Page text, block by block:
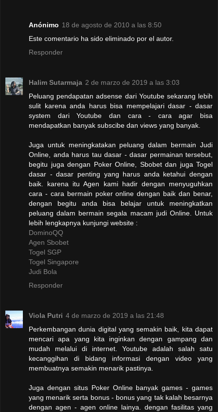
Anónimo 18 de agosto de 2010 a las 8:50
Este comentario ha sido eliminado por el autor.
Responder
Halim Sutarmaja 2 de marzo de 2019 a las 3:03
Peluang pendapatan adsense dari Youtube sekarang lebih
sulit karena anda harus bisa mempelajari dasar - dasar
system dari Youtube dan cara - cara agar bisa
mendapatkan banyak subscibe dan views yang banyak.
Juga untuk meningkatakan peluang dalam bermain Judi
Online, anda harus tau dasar - dasar permainan tersebut,
begitu juga dengan Poker Online, Sbobet dan juga Togel
dasar - dasar penting yang harus anda ketahui dengan
baik. karena itu Agen kami hadir dengan menyuguhkan
cara - cara bermain poker online dengan baik dan benar,
dengan begitu anda bisa belajar untuk meningkatkan
peluang dalam bermain segala macam judi Online. Untuk
lebih lengkapnya kunjungi website :
DominoQQ
Agen Sbobet
Togel SGP
Togel Singapore
Judi Bola
Responder
Viola Putri 4 de marzo de 2019 a las 21:48
Perkembangan dunia digital yang semakin baik, kita dapat
mencari apa yang kita inginkan dengan gampang dan
mudah melalui di internet. Youtube adalah salah satu
kecanggihan di bidang informasi dengan video yang
membuatnya semakin menarik pastinya.
Juga dengan situs Poker Online banyak games - games
yang menarik serta bonus - bonus yang tak kalah besarnya
dengan agen - agen online lainya. dengan fasilitas yang